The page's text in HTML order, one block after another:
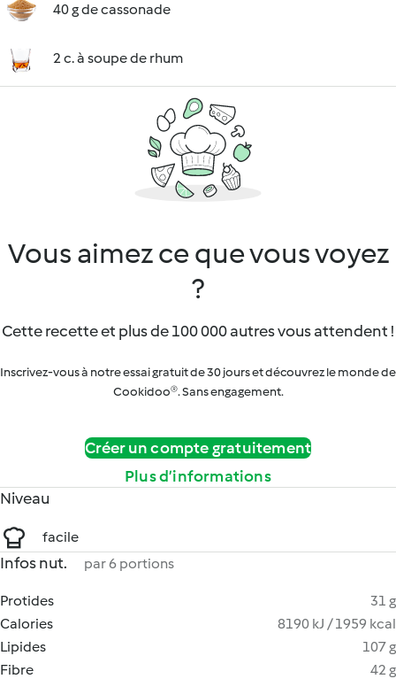
40 g de cassonade
2 c. à soupe de rhum
Vous aimez ce que vous voyez
?
Cette recette et plus de 100 000 autres vous attendent !
Inscrivez-vous à notre essai gratuit de 30 jours et découvrez le monde de
Cookidoo®. Sans engagement.
Créer un compte gratuitement
Plus d’informations
Niveau
facile
Infos nut. par 6 portions
Protides
31 g
Calories
8190 kJ / 1959 kcal
Lipides
107 g
Fibre
42 g